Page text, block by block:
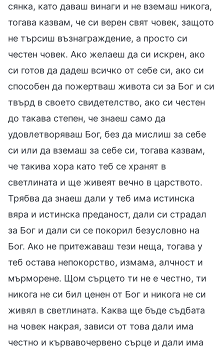
сянка, като даваш винаги и не вземаш никога,
тогава казвам, че си верен свят човек, защото
не търсиш възнаграждение, а просто си
честен човек. Ако желаеш да си искрен, ако
си готов да дадеш всичко от себе си, ако си
способен да пожертваш живота си за Бог и си
твърд в своето свидетелство, ако си честен
до такава степен, че знаеш само да
удовлетворяваш Бог, без да мислиш за себе
си или да вземаш за себе си, тогава казвам,
че такива хора като теб се хранят в
светлината и ще живеят вечно в царството.
Трябва да знаеш дали у теб има истинска
вяра и истинска преданост, дали си страдал
за Бог и дали си се покорил безусловно на
Бог. Ако не притежаваш тези неща, тогава у
теб остава непокорство, измама, алчност и
мърморене. Щом сърцето ти не е честно, ти
никога не си бил ценен от Бог и никога не си
живял в светлината. Каква ще бъде съдбата
на човек накрая, зависи от това дали има
честно и кървавочервено сърце и дали има